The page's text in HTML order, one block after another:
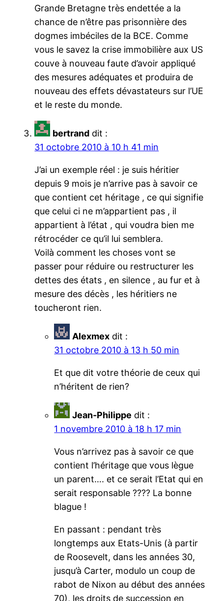
Grande Bretagne très endettée a la
chance de n’être pas prisonnière des
dogmes imbéciles de la BCE. Comme
vous le savez la crise immobilière aux US
couve à nouveau faute d’avoir appliqué
des mesures adéquates et produira de
nouveau des effets dévastateurs sur l’UE
et le reste du monde.
bertrand dit :
31 octobre 2010 à 10 h 41 min
J’ai un exemple réel : je suis héritier
depuis 9 mois je n’arrive pas à savoir ce
que contient cet héritage , ce qui signifie
que celui ci ne m’appartient pas , il
appartient à l’état , qui voudra bien me
rétrocéder ce qu’il lui semblera.
Voilà comment les choses vont se
passer pour réduire ou restructurer les
dettes des états , en silence , au fur et à
mesure des décès , les héritiers ne
toucheront rien.
Alexmex dit :
31 octobre 2010 à 13 h 50 min
Et que dit votre théorie de ceux qui
n’héritent de rien?
Jean-Philippe dit :
1 novembre 2010 à 18 h 17 min
Vous n’arrivez pas à savoir ce que
contient l’héritage que vous lègue
un parent…. et ce serait l’Etat qui en
serait responsable ???? La bonne
blague !
En passant : pendant très
longtemps aux Etats-Unis (à partir
de Roosevelt, dans les années 30,
jusqu’à Carter, modulo un coup de
rabot de Nixon au début des années
70), les droits de succession en